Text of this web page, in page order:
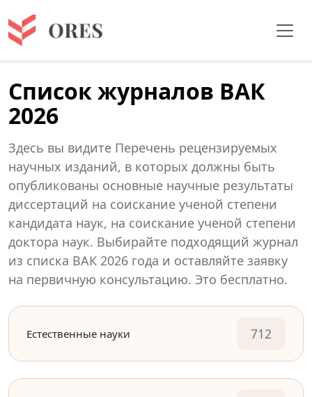
Список журналов ВАК
2026
Здесь вы видите Перечень рецензируемых
научных изданий, в которых должны быть
опубликованы основные научные результаты
диссертаций на соискание ученой степени
кандидата наук, на соискание ученой степени
доктора наук. Выбирайте подходящий журнал
из списка ВАК 2026 года и оставляйте заявку
на первичную консультацию. Это бесплатно.
Естественные науки 712